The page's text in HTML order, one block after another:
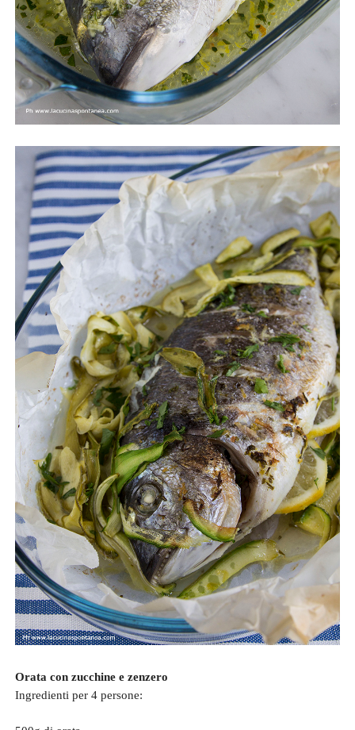
Orata con zucchine e zenzero
Ingredienti per 4 persone: